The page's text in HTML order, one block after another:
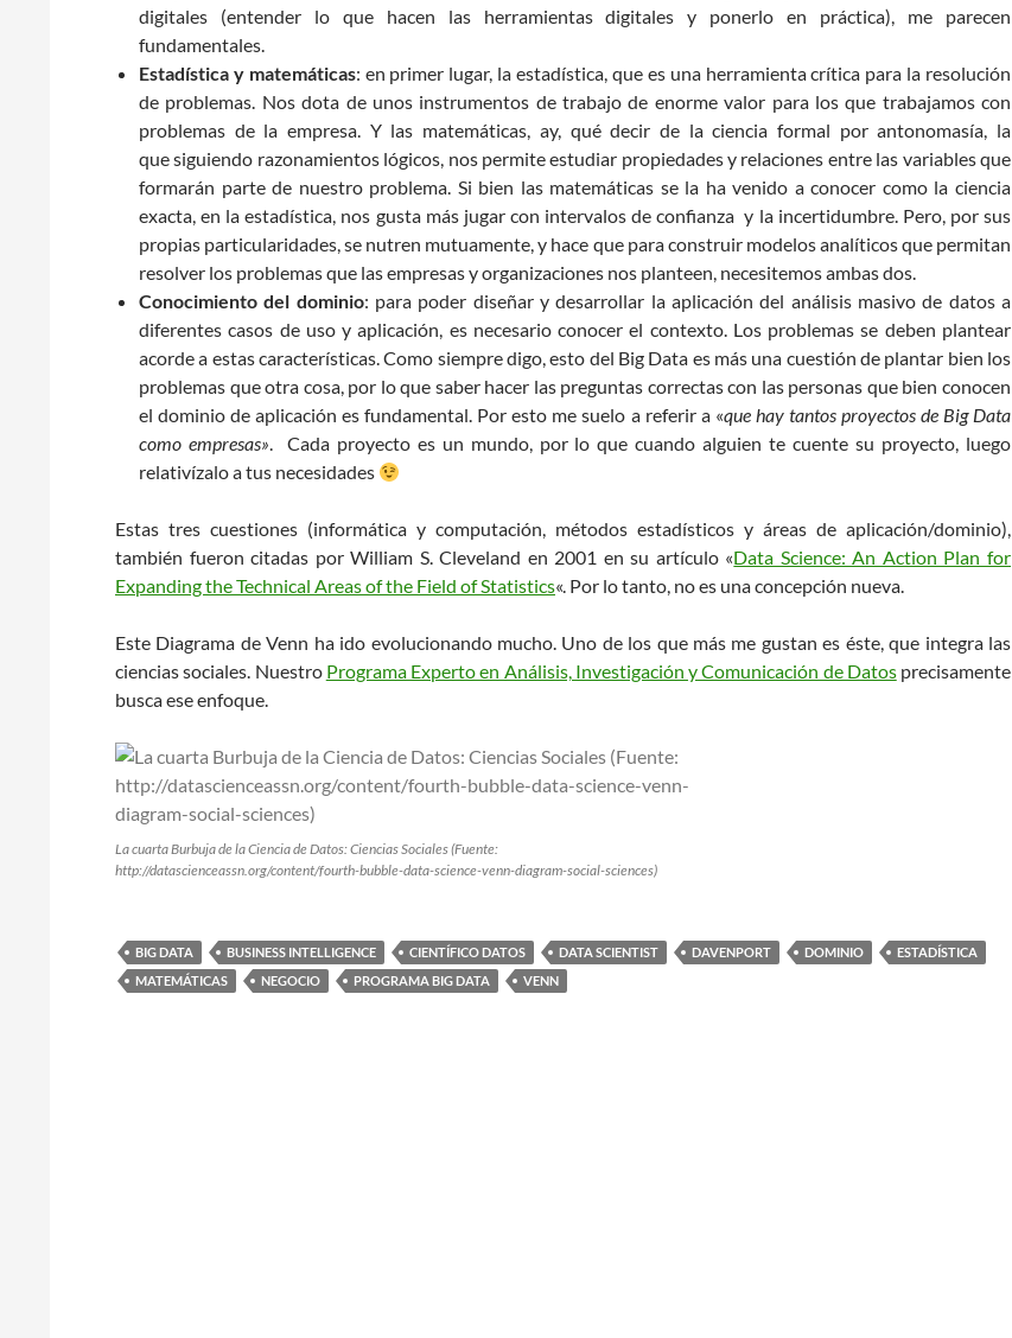
digitales (entender lo que hacen las herramientas digitales y ponerlo en práctica), me parecen
fundamentales.
Estadística y matemáticas: en primer lugar, la estadística, que es una herramienta crítica para la resolución
de problemas. Nos dota de unos instrumentos de trabajo de enorme valor para los que trabajamos con
problemas de la empresa. Y las matemáticas, ay, qué decir de la ciencia formal por antonomasía, la
que siguiendo razonamientos lógicos, nos permite estudiar propiedades y relaciones entre las variables que
formarán parte de nuestro problema. Si bien las matemáticas se la ha venido a conocer como la ciencia
exacta, en la estadística, nos gusta más jugar con intervalos de confianza y la incertidumbre. Pero, por sus
propias particularidades, se nutren mutuamente, y hace que para construir modelos analíticos que permitan
resolver los problemas que las empresas y organizaciones nos planteen, necesitemos ambas dos.
Conocimiento del dominio: para poder diseñar y desarrollar la aplicación del análisis masivo de datos a
diferentes casos de uso y aplicación, es necesario conocer el contexto. Los problemas se deben plantear
acorde a estas características. Como siempre digo, esto del Big Data es más una cuestión de plantar bien los
problemas que otra cosa, por lo que saber hacer las preguntas correctas con las personas que bien conocen
el dominio de aplicación es fundamental. Por esto me suelo a referir a «que hay tantos proyectos de Big Data
como empresas». Cada proyecto es un mundo, por lo que cuando alguien te cuente su proyecto, luego
relativízalo a tus necesidades
Estas tres cuestiones (informática y computación, métodos estadísticos y áreas de aplicación/dominio),
también fueron citadas por William S. Cleveland en 2001 en su artículo «Data Science: An Action Plan for
Expanding the Technical Areas of the Field of Statistics«. Por lo tanto, no es una concepción nueva.
Este Diagrama de Venn ha ido evolucionando mucho. Uno de los que más me gustan es éste, que integra las
ciencias sociales. Nuestro Programa Experto en Análisis, Investigación y Comunicación de Datosprecisamente
busca ese enfoque.
La cuarta Burbuja de la Ciencia de Datos: Ciencias Sociales (Fuente:
http://datascienceassn.org/content/fourth-bubble-data-science-venn-diagram-social-sciences)
BIG DATA BUSINESS INTELLIGENCE CIENTÍFICO DATOS DATA SCIENTIST DAVENPORT DOMINIO
ESTADÍSTICA
MATEMÁTICAS
NEGOCIO PROGRAMA BIG DATA VENN